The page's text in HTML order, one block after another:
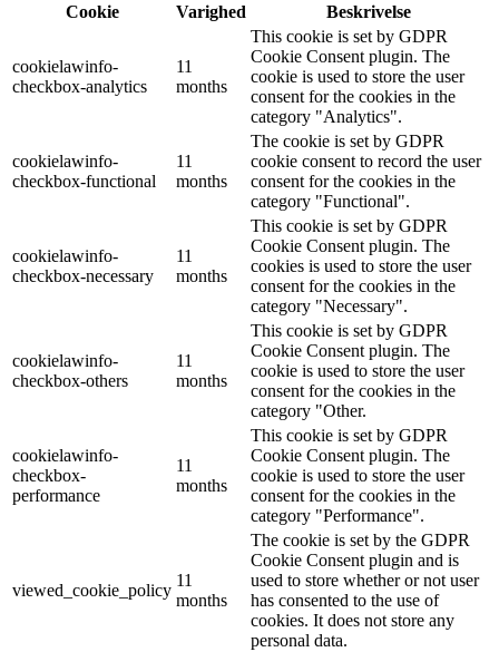
Cookie
Varighed Beskrivelse
cookielawinfo-
checkbox-analytics
11
months
This cookie is set by GDPR
Cookie Consent plugin. The
cookie is used to store the user
consent for the cookies in the
category "Analytics".
cookielawinfo-
checkbox-functional
11
months
The cookie is set by GDPR
cookie consent to record the user
consent for the cookies in the
category "Functional".
cookielawinfo-
checkbox-necessary
11
months
This cookie is set by GDPR
Cookie Consent plugin. The
cookies is used to store the user
consent for the cookies in the
category "Necessary".
cookielawinfo-
checkbox-others
11
months
This cookie is set by GDPR
Cookie Consent plugin. The
cookie is used to store the user
consent for the cookies in the
category "Other.
cookielawinfo-
checkbox-
performance
11
months
This cookie is set by GDPR
Cookie Consent plugin. The
cookie is used to store the user
consent for the cookies in the
category "Performance".
viewed_cookie_policy
11
months
The cookie is set by the GDPR
Cookie Consent plugin and is
used to store whether or not user
has consented to the use of
cookies. It does not store any
personal data.